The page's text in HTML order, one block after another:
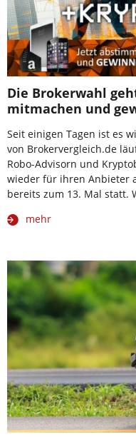
Die Brokerwahl
mitmachen und
Seit einigen Tagen ist es
von Brokervergleich.de
Robo-Advisorn und
wieder für ihren Anbieter
bereits zum 13. Mal statt.
mehr